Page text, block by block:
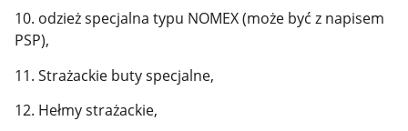
10. odzież specjalna typu NOMEX (może być z napisem
PSP),
11. Strażackie buty specjalne,
12. Hełmy strażackie,